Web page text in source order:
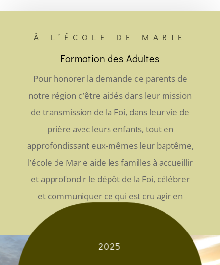
À L’ÉCOLE DE MARIE
Formation des Adultes
Pour honorer la demande de parents de
notre région d’être aidés dans leur mission
de transmission de la Foi, dans leur vie de
prière avec leurs enfants, tout en
approfondissant eux-mêmes leur baptême,
l’école de Marie aide les familles à accueillir
et approfondir le dépôt de la Foi, célébrer
et communiquer ce qui est cru agir en
2025